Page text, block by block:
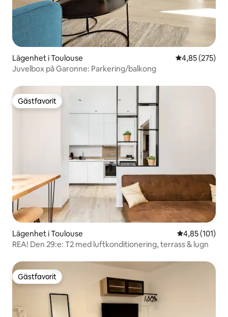
Lägenhet i Toulouse 4,85 av 5 i
4,85 (275)
Juvelbox på Garonne: Parkering/balkong
Gästfavorit
Gästfavorit
Lägenhet i Toulouse 4,85 av 5 i
4,85 (101)
REA! Den 29:e: T2 med luftkonditionering, terrass & lugn
Gästfavorit
Gästfavorit